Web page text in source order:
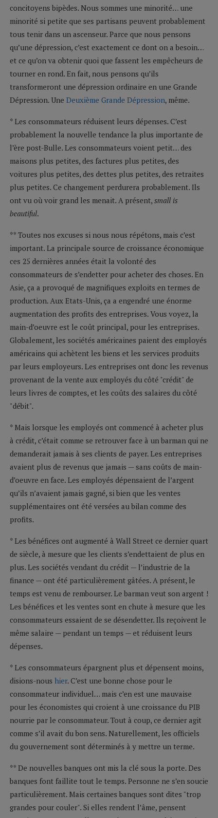
concitoyens bipèdes. Nous sommes une minorité… une
minorité si petite que ses partisans peuvent probablement
tous tenir dans un ascenseur. Parce que nous pensons
qu’une dépression, c’est exactement ce dont on a besoin…
et ce qu’on va obtenir quoi que fassent les empêcheurs de
tourner en rond. En fait, nous pensons qu’ils
transformeront une dépression ordinaire en une Grande
Dépression. Une Deuxième Grande Dépression, même.
* Les consommateurs réduisent leurs dépenses. C’est
probablement la nouvelle tendance la plus importante de
l’ère post-Bulle. Les consommateurs voient petit… des
maisons plus petites, des factures plus petites, des
voitures plus petites, des dettes plus petites, des retraites
plus petites. Ce changement perdurera probablement. Ils
ont vu où voir grand les menait. A présent, small is
beautiful.
** Toutes nos excuses si nous nous répétons, mais c’est
important. La principale source de croissance économique
ces 25 dernières années était la volonté des
consommateurs de s’endetter pour acheter des choses. En
Asie, ça a provoqué de magnifiques exploits en termes de
production. Aux Etats-Unis, ça a engendré une énorme
augmentation des profits des entreprises. Vous voyez, la
main-d’oeuvre est le coût principal, pour les entreprises.
Globalement, les sociétés américaines paient des employés
américains qui achètent les biens et les services produits
par leurs employeurs. Les entreprises ont donc les revenus
provenant de la vente aux employés du côté "crédit" de
leurs livres de comptes, et les coûts des salaires du côté
"débit".
* Mais lorsque les employés ont commencé à acheter plus
à crédit, c’était comme se retrouver face à un barman qui ne
demanderait jamais à ses clients de payer. Les entreprises
avaient plus de revenus que jamais — sans coûts de main-
d’oeuvre en face. Les employés dépensaient de l’argent
qu’ils n’avaient jamais gagné, si bien que les ventes
supplémentaires ont été versées au bilan comme des
profits.
* Les bénéfices ont augmenté à Wall Street ce dernier quart
de siècle, à mesure que les clients s’endettaient de plus en
plus. Les sociétés vendant du crédit — l’industrie de la
finance — ont été particulièrement gâtées. A présent, le
temps est venu de rembourser. Le barman veut son argent !
Les bénéfices et les ventes sont en chute à mesure que les
consommateurs essaient de se désendetter. Ils reçoivent le
même salaire — pendant un temps — et réduisent leurs
dépenses.
* Les consommateurs épargnent plus et dépensent moins,
disions-nous hier. C’est une bonne chose pour le
consommateur individuel… mais c’en est une mauvaise
pour les économistes qui croient à une croissance du PIB
nourrie par le consommateur. Tout à coup, ce dernier agit
comme s’il avait du bon sens. Naturellement, les officiels
du gouvernement sont déterminés à y mettre un terme.
** De nouvelles banques ont mis la clé sous la porte. Des
banques font faillite tout le temps. Personne ne s’en soucie
particulièrement. Mais certaines banques sont dites "trop
grandes pour couler". Si elles rendent l’âme, pensent